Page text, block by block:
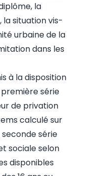
la
situation vis-
urbaine de la
dans les
à la disposition
série
de privation
calculé sur
série
sociale selon
disponibles